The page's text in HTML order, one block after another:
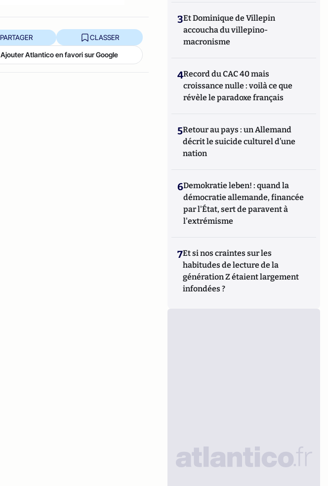
PARTAGER CLASSER
Ajouter Atlantico en favori sur Google
3Et Dominique de Villepin
accoucha du villepino-
macronisme
4Record du CAC 40 mais
croissance nulle : voilà ce que
révèle le paradoxe français
5Retour au pays : un Allemand
décrit le suicide culturel d’une
nation
6Demokratie leben! : quand la
démocratie allemande, financée
par l'État, sert de paravent à
l'extrémisme
7Et si nos craintes sur les
habitudes de lecture de la
génération Z étaient largement
infondées ?